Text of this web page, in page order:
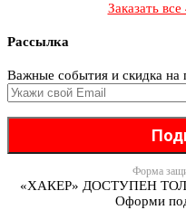
Заказать
Рассылка
Важные события и скидка на
Форма
«ХАКЕР» ДОСТУПЕН
Оформи